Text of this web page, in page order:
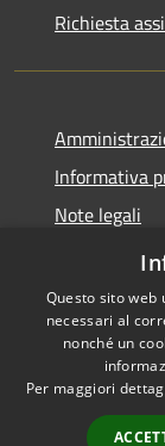
Richiesta
Informativa
Note legali
Accessibilità
Questo sito web
necessari al
nonché un
Per maggiori